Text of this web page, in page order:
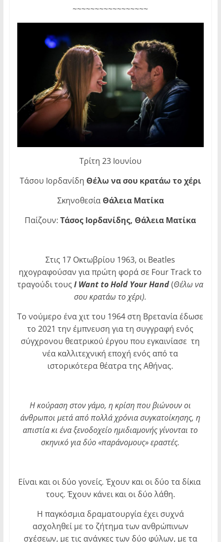
~~~~~~~~~~~~~~~~~
Τρίτη 23 Ιουνίου
Τάσου Ιορδανίδη Θέλω να σου κρατάω το χέρι
Σκηνοθεσία Θάλεια Ματίκα
Παίζουν:Τάσος Ιορδανίδης, Θάλεια Ματίκα
Στις 17 Οκτωβρίου 1963, οι Beatles
ηχογραφούσαν για πρώτη φορά σε Four Track το
τραγούδι τουςI Want to Hold YourHand(Θέλω να
σου κρατάω το χέρι).
Το νούμερο ένα χιτ του 1964 στη Βρετανία έδωσε
το 2021 την έμπνευση για τη συγγραφή ενός
σύγχρονου θεατρικού έργου που εγκαινίασε τη
νέα καλλιτεχνική εποχή ενός από τα
ιστορικότερα θέατρα της Αθήνας.
Η κούραση στον γάμο, η κρίση που βιώνουν οι
άνθρωποι μετά από πολλά χρόνια συγκατοίκησης, η
απιστία κι ένα ξενοδοχείο ημιδιαμονής γίνονται το
σκηνικό για δύο «παράνομους» εραστές.
Είναι και οι δύο γονείς. Έχουν και οι δύο τα δίκια
τους. Έχουν κάνει και οι δύο λάθη.
Η παγκόσμια δραματουργία έχει συχνά
ασχοληθεί με το ζήτημα των ανθρώπινων
σχέσεων, με τις ανάγκες των δύο φύλων, με τα